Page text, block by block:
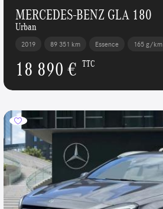
MERCEDES-BENZ GLA 180
Urban
2019 89 351 km Essence 165 g/km
18 890 € TTC